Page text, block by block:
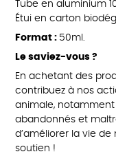
Tube en aluminium
Étui en carton
Format : 50ml.
Le saviez-vous ?
En achetant des
contribuez à nos
animale,
abandonnés et
d’améliorer la vie
soutien !